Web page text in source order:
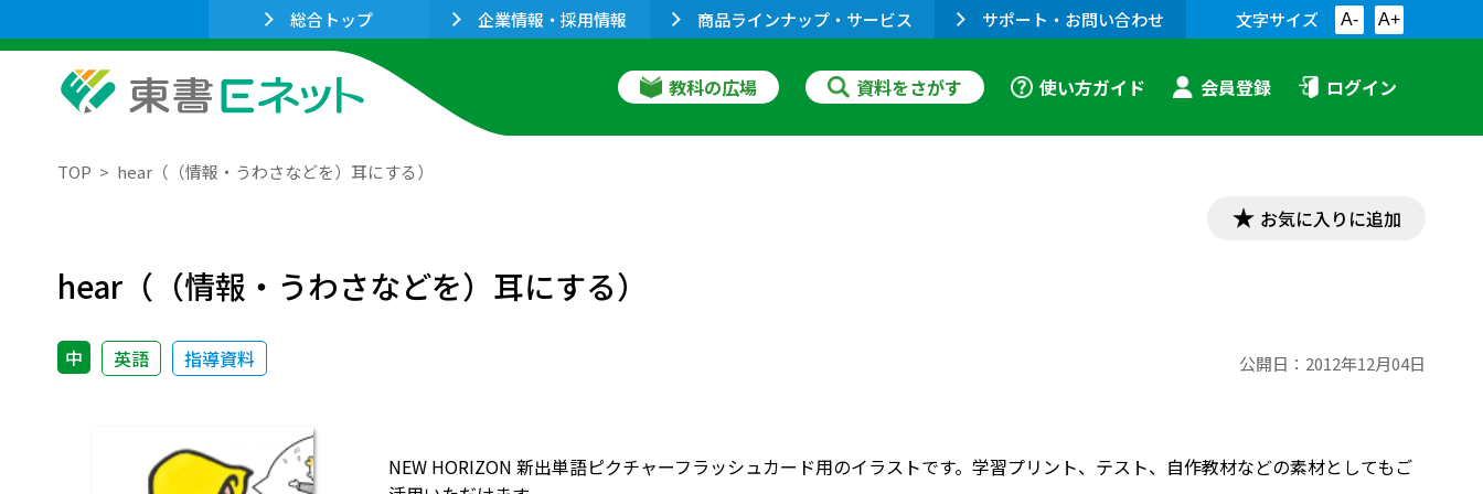
総合トップ 企業情報・採用情報 商品ラインナップ・サービス サポート・お問い合わせ 文字サイズ A- A+
教科の広場 資料をさがす 使い方ガイド 会員登録 ログイン
TOP hear（（情報・うわさなどを）耳にする）
お気に入りに追加
hear（（情報・うわさなどを）耳にする）
中 英語 指導資料 公開日： 2012年12月04日
NEW HORIZON 新出単語ピクチャーフラッシュカード用のイラストです。学習プリント、テスト、自作教材などの素材としてもご